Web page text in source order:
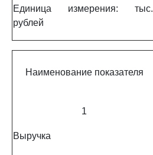
Единица измерения: тыс.
рублей
Наименование показателя
1
Выручка